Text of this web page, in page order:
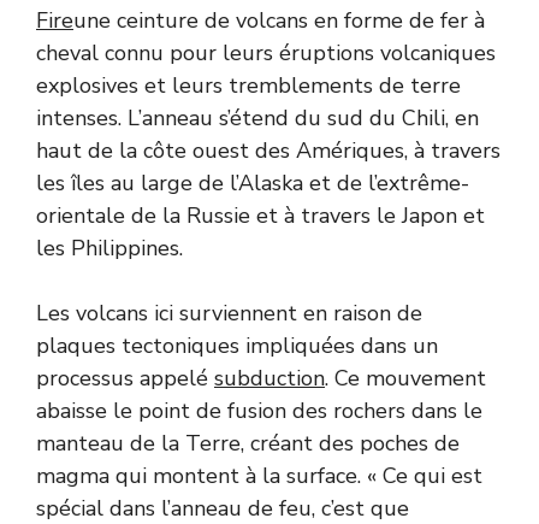
Fireune ceinture de volcans en forme de fer à
cheval connu pour leurs éruptions volcaniques
explosives et leurs tremblements de terre
intenses. L’anneau s’étend du sud du Chili, en
haut de la côte ouest des Amériques, à travers
les îles au large de l’Alaska et de l’extrême-
orientale de la Russie et à travers le Japon et
les Philippines.
Les volcans ici surviennent en raison de
plaques tectoniques impliquées dans un
processus appelé subduction. Ce mouvement
abaisse le point de fusion des rochers dans le
manteau de la Terre, créant des poches de
magma qui montent à la surface. « Ce qui est
spécial dans l’anneau de feu, c’est que